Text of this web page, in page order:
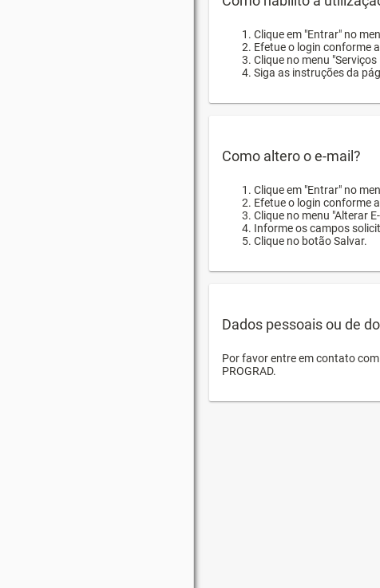
Clique em "Entrar" no
Efetue o login conforme
Clique no menu "Serviços
Siga as instruções da
Como altero o e-mail?
Clique em "Entrar" no
Efetue o login conforme
Clique no menu "Alterar
Informe os campos
Clique no botão Salvar.
Dados pessoais ou de
Por favor entre em contato
PROGRAD.